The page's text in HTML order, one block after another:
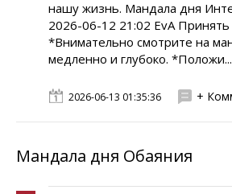
нашу жизнь. Мандала дня
2026-06-12 21:02 EvA
*Внимательно смотрите на
медленно и глубоко. *Положи...
2026-06-13 01:35:36 +
Мандала дня Обаяния